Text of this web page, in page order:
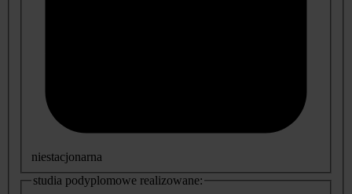
niestacjonarna
studia podyplomowe realizowane: